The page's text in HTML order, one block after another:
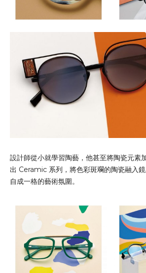
設計師從小就學習陶藝，他甚至將陶瓷元素
出 Ceramic 系列，將色彩斑斕的陶瓷融入
自成一格的藝術氛圍。